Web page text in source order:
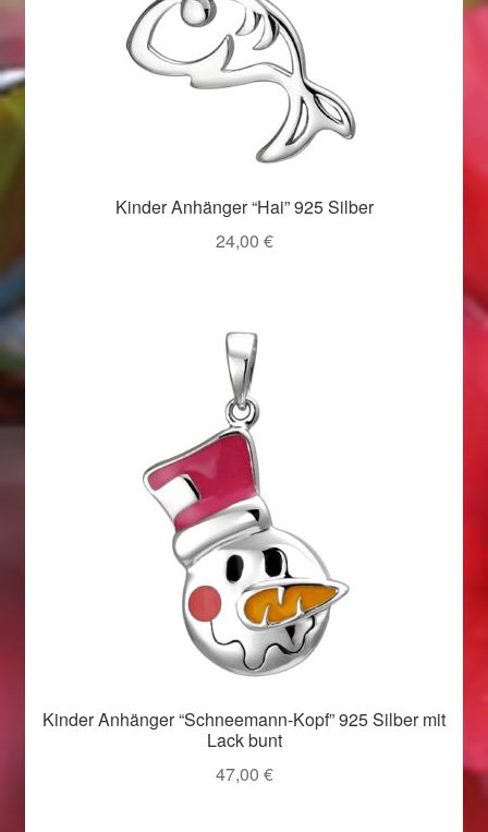
Valentinstag 2016
Weihnachtsangebote 2015
Weihnachtsangebote 2016
Weihnachtsangebote 2017
Weihnachtsangebote 2018
Weihnachtsangebote 2019
Weihnachtsangebote 2020
Weihnachtsangebote 2021
Woocommerce Predictive Search
Kinder Anhänger “Hai” 925 Silber
24,00 €
Kinder Anhänger “Schneemann-Kopf” 925 Silber mit
Lack bunt
47,00 €